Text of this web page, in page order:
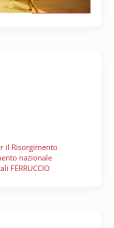
il Risorgimento
nazionale
FERRUCCIO